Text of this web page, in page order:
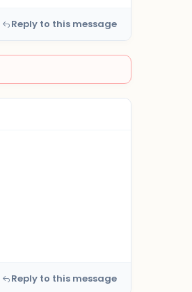
Reply to this message
Reply to this message